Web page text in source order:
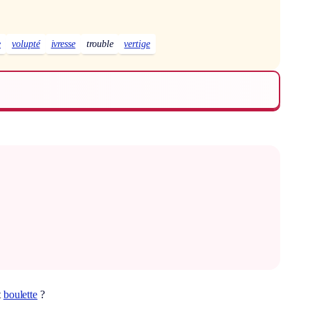
volupté ivresse trouble vertige
boulette ?